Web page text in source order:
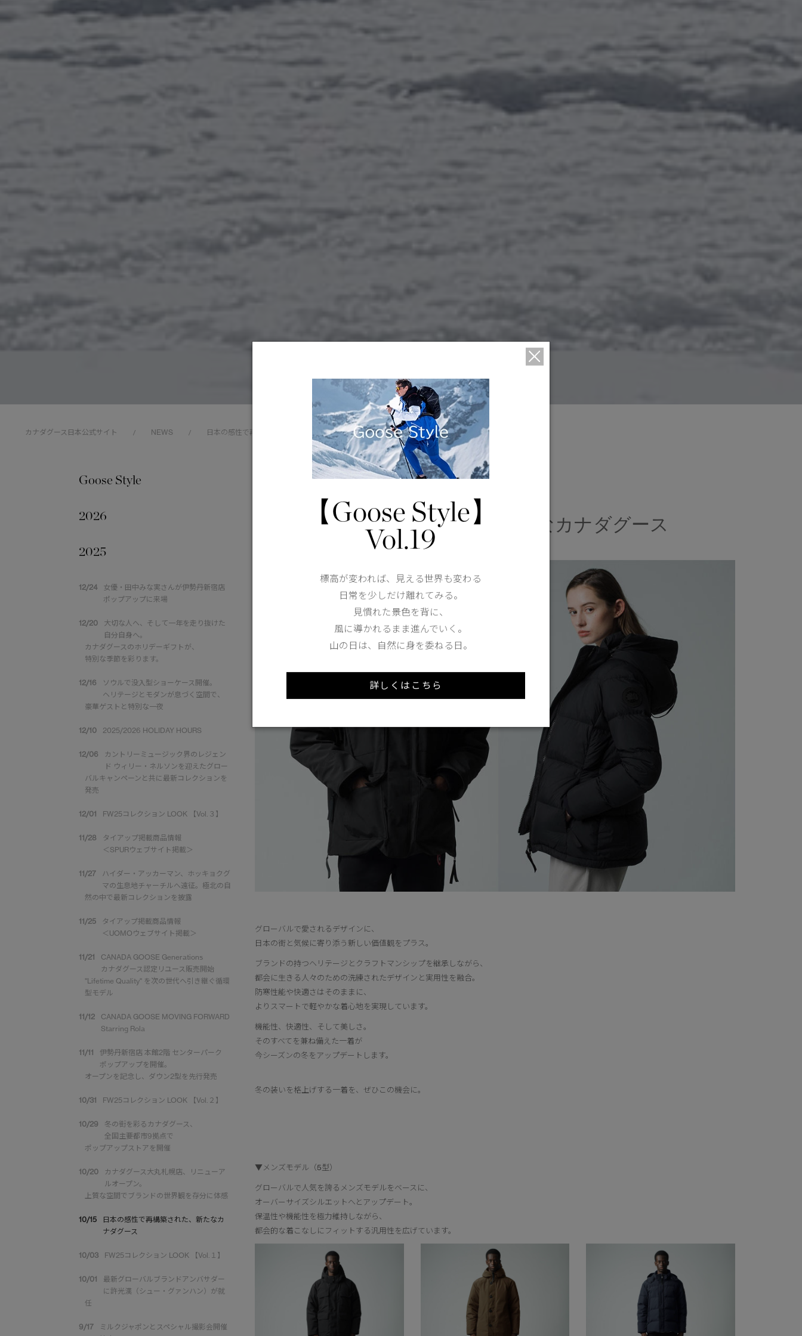
カナダグース日本公式サイト / NEWS / 日本の感性で再構築された、新たなカナダグース
日本の感性で再構築された、新たなカナダグース
グローバルで愛されるデザインに、
日本の街と気候に寄り添う新しい価値観をプラス。
ブランドの持つヘリテージとクラフトマンシップを継承しながら、
都会に生きる人々のための洗練されたデザインと実用性を融合。
防寒性能や快適さはそのままに、
よりスマートで軽やかな着心地を実現しています。
機能性、快適性、そして美しさ。
そのすべてを兼ね備えた一着が
今シーズンの冬をアップデートします。
冬の装いを格上げする一着を、ぜひこの機会に。
▼メンズモデル（5型）
グローバルで人気を誇るメンズモデルをベースに、
オーバーサイズシルエットへとアップデート。
保温性や機能性を極力維持しながら、
都会的な着こなしにフィットする汎用性を広げています。
Goose Style
2026
2025
12/24
女優・田中みな実さんが伊勢丹新宿店
ポップアップに来場
12/20
大切な人へ、そして一年を走り抜けた
自分自身へ。
カナダグースのホリデーギフトが、
特別な季節を彩ります。
12/16
ソウルで没入型ショーケース開催。
ヘリテージとモダンが息づく空間で、
豪華ゲストと特別な一夜
12/10 2025/2026 HOLIDAY HOURS
12/06
カントリーミュージック界のレジェン
ド ウィリー・ネルソンを迎えたグロー
バルキャンペーンと共に最新コレクションを
発売
12/01 FW25コレクション LOOK 【Vol.３】
11/28
タイアップ掲載商品情報
＜SPURウェブサイト掲載＞
11/27
ハイダー・アッカーマン、ホッキョクグ
マの生息地チャーチルへ遠征。極北の自
然の中で最新コレクションを披露
11/25
タイアップ掲載商品情報
＜UOMOウェブサイト掲載＞
11/21
CANADA GOOSE Generations
カナダグース認定リユース販売開始
"Lifetime Quality" を次の世代へ引き継ぐ循環
型モデル
11/12
CANADA GOOSE MOVING FORWARD
Starring Rola
11/11
伊勢丹新宿店 本館2階 センターパーク
ポップアップを開催。
オープンを記念し、ダウン2型を先行発売
10/31 FW25コレクション LOOK 【Vol.２】
10/29
冬の街を彩るカナダグース、
全国主要都市9拠点で
ポップアップストアを開催
10/20
カナダグース大丸札幌店、リニューア
ルオープン。
上質な空間でブランドの世界観を存分に体感
10/15
日本の感性で再構築された、新たなカ
ナダグース
10/03 FW25コレクション LOOK 【Vol.１】
10/01
最新グローバルブランドアンバサダー
に許光漢（シュー・グァンハン）が就
任
9/17
ミルクジャポンとスペシャル撮影会開催
【Goose Style】
Vol.19
標高が変われば、見える世界も変わる
日常を少しだけ離れてみる。
見慣れた景色を背に、
風に導かれるまま進んでいく。
山の日は、自然に身を委ねる日。
詳しくはこちら